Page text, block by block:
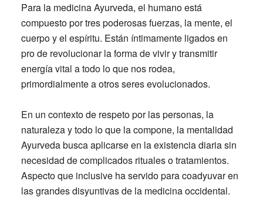
Para la medicinaAyurveda, el humano está
compuesto por tres poderosas fuerzas, la mente, el
cuerpo y el espíritu. Están íntimamente ligados en
pro de revolucionar la forma de vivir y transmitir
energía vital a todo lo que nos rodea,
primordialmente a otros seres evolucionados.
En un contexto de respeto por las personas, la
naturaleza y todo lo que la compone, la mentalidad
Ayurveda busca aplicarse en la existencia diaria sin
necesidad de complicados rituales o tratamientos.
Aspecto que inclusive ha servido para coadyuvar en
las grandes disyuntivas de la medicina occidental.